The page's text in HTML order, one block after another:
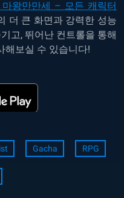
왕만만세 – 모든 캐릭터
더 큰 화면과 강력한 성능
고, 뛰어난 컨트롤을 통해
해보실 수 있습니다!
Gacha RPG